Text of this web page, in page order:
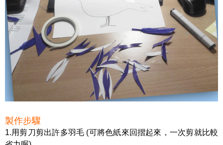
製作步驟
1.用剪刀剪出許多羽毛 (可將色紙來回摺起來，一次剪就比較